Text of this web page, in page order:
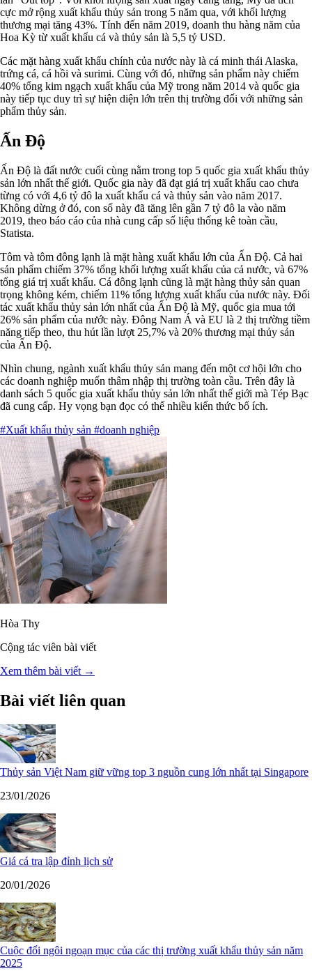
cực mở rộng xuất khẩu thủy sản trong 5 năm qua, với khối lượng
thương mại tăng 43%. Tính đến năm 2019, doanh thu hàng năm của
Hoa Kỳ từ xuất khẩu cá và thủy sản là 5,5 tỷ USD.
Các mặt hàng xuất khẩu chính của nước này là cá minh thái Alaska,
trứng cá, cá hồi và surimi. Cùng với đó, những sản phẩm này chiếm
40% tổng kim ngạch xuất khẩu của Mỹ trong năm 2014 và quốc gia
này tiếp tục duy trì sự hiện diện lớn trên thị trường đối với những sản
phẩm thủy sản.
Ấn Độ
Ấn Độ là đất nước cuối cùng nằm trong top 5 quốc gia xuất khẩu thủy
sản lớn nhất thế giới. Quốc gia này đã đạt giá trị xuất khẩu cao chưa
từng có với 4,6 tỷ đô la xuất khẩu cá và thủy sản vào năm 2017.
Không dừng ở đó, con số này đã tăng lên gần 7 tỷ đô la vào năm
2019, theo báo cáo của nhà cung cấp số liệu thống kê toàn cầu,
Statista.
Tôm và tôm đông lạnh là mặt hàng xuất khẩu lớn của Ấn Độ. Cả hai
sản phẩm chiếm 37% tổng khối lượng xuất khẩu của cả nước, và 67%
tổng giá trị xuất khẩu. Cá đông lạnh cũng là mặt hàng thủy sản quan
trọng không kém, chiếm 11% tổng lượng xuất khẩu của nước này. Đối
tác xuất khẩu thủy sản lớn nhất của Ấn Độ là Mỹ, quốc gia mua tới
26% sản phẩm của nước này. Đông Nam Á và EU là 2 thị trường tiềm
năng tiếp theo, thu hút lần lượt 25,7% và 20% thương mại thủy sản
của Ấn Độ.
Nhìn chung, ngành xuất khẩu thủy sản mang đến một cơ hội lớn cho
các doanh nghiệp muốn thâm nhập thị trường toàn cầu. Trên đây là
danh sách 5 quốc gia xuất khẩu thủy sản lớn nhất thế giới mà Tép Bạc
đã cung cấp. Hy vọng bạn đọc có thể nhiều kiến thức bổ ích.
#Xuất khẩu thủy sản #doanh nghiệp
Hòa Thy
Cộng tác viên bài viết
Xem thêm bài viết →
Bài viết liên quan
Thủy sản Việt Nam giữ vững top 3 nguồn cung lớn nhất tại Singapore
23/01/2026
Giá cá tra lập đỉnh lịch sử
20/01/2026
Cuộc đổi ngôi ngoạn mục của các thị trường xuất khẩu thủy sản năm
2025